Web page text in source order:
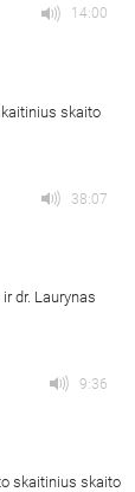
14:00
skaito
38:07
dr. Laurynas
9:36
skaitinius skaito